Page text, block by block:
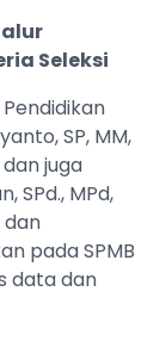
Seleksi
SP, MM,
juga
SPd., MPd,
dan
pada SPMB
data dan